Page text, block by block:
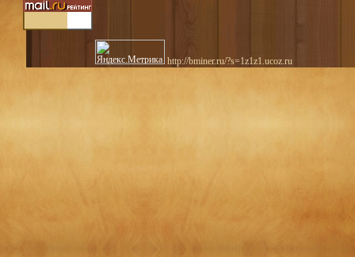
http://bminer.ru/?s=1z1z1.ucoz.ru